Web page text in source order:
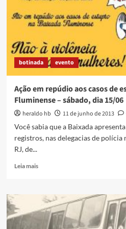
Maio,
no
do
Porto
botinada evento
Ação em repúdio aos casos de
Fluminense – sábado, dia 15/06
heraldo hb 11 de junho de 2013
Você sabia que a Baixada
registros, nas delegacias de
RJ, de...
Leia maisRead
Ação
em
repúdio